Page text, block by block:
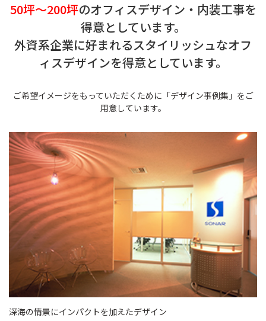
50坪～200坪のオフィスデザイン・内装工事を
得意としています。
外資系企業に好まれるスタイリッシュなオフ
ィスデザインを得意としています。
ご希望イメージをもっていただくために「デザイン事例集」をご
用意しています。
深海の情景にインパクトを加えたデザイン